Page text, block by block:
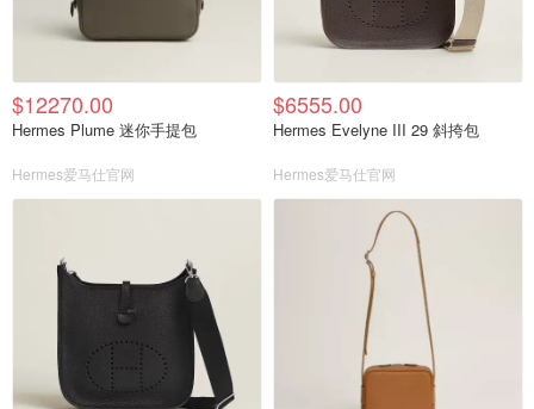
$12270.00
Hermes Plume 迷你手提包
Hermes爱马仕官网
$6555.00
Hermes Evelyne III 29 斜挎包
Hermes爱马仕官网